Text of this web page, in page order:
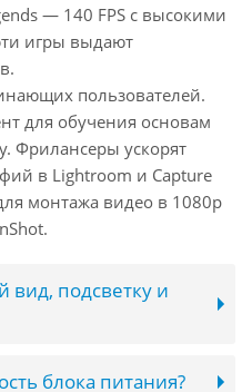
— 140 FPS с высокими
игры выдают
пользователей.
для обучения основам
Фрилансеры ускорят
в Lightroom и Capture
монтажа видео в 1080p
вид, подсветку и
блока питания?